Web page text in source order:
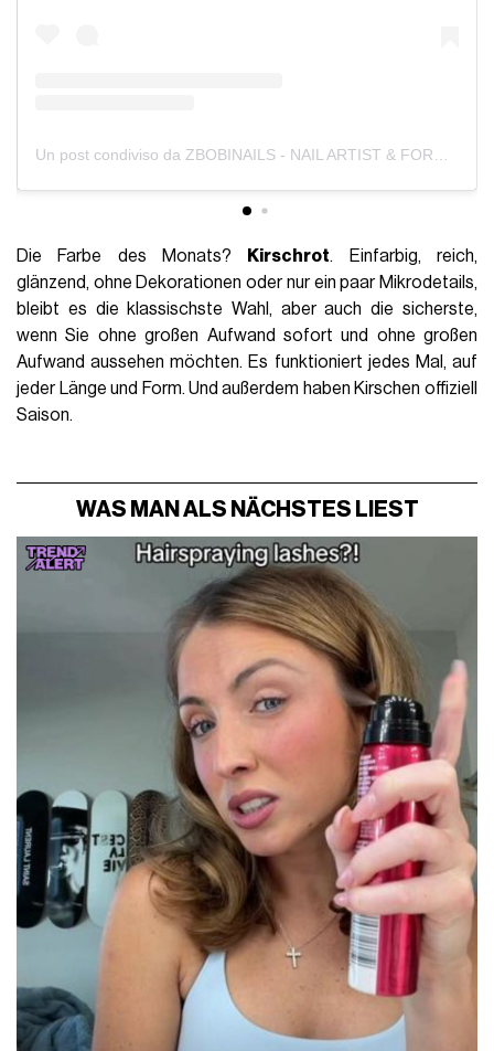
Un post condiviso da ZBOBINAILS - NAIL ARTIST & FORMATRICE - MARSEILLE (@3615_zbobinails)
Die Farbe des Monats? Kirschrot. Einfarbig, reich,
glänzend, ohne Dekorationen oder nur ein paar Mikrodetails,
bleibt es die klassischste Wahl, aber auch die sicherste,
wenn Sie ohne großen Aufwand sofort und ohne großen
Aufwand aussehen möchten. Es funktioniert jedes Mal, auf
jeder Länge und Form. Und außerdem haben Kirschen offiziell
Saison.
WAS MAN ALS NÄCHSTES LIEST